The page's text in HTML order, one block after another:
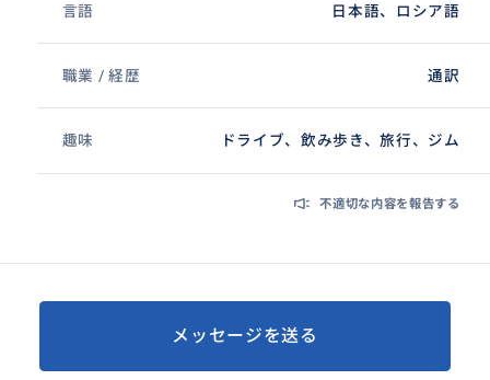
言語 日本語、ロシア語
職業 / 経歴 通訳
趣味 ドライブ、飲み歩き、旅行、ジム
不適切な内容を報告する
メッセージを送る